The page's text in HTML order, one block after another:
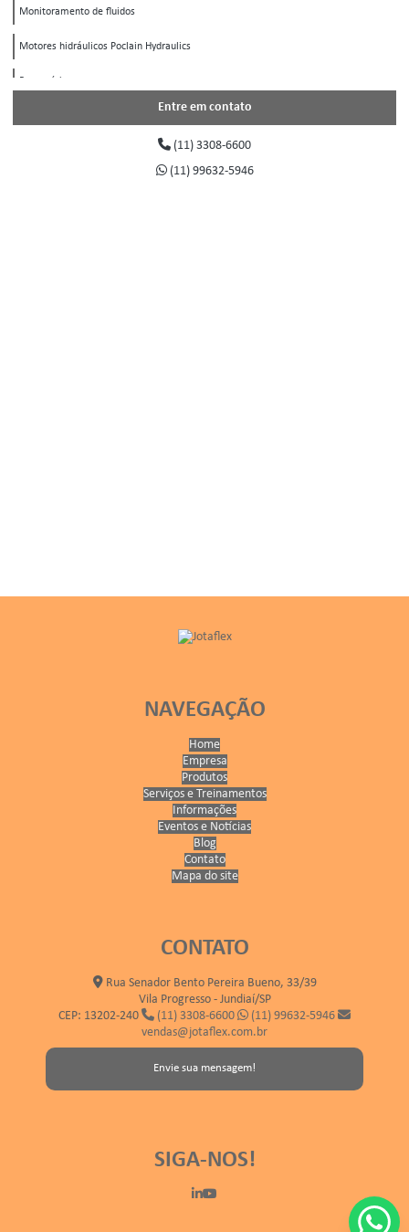
Monitoramento de fluidos
Motores hidráulicos Poclain Hydraulics
Entre em contato
(11) 3308-6600
(11) 99632-5946
NAVEGAÇÃO
Home
Empresa
Produtos
Serviços e Treinamentos
Informações
Eventos e Notícias
Blog
Contato
Mapa do site
CONTATO
Rua Senador Bento Pereira Bueno, 33/39
Vila Progresso - Jundiaí/SP
CEP: 13202-240
(11) 3308-6600
(11) 99632-5946
vendas@jotaflex.com.br
Envie sua mensagem!
SIGA-NOS!